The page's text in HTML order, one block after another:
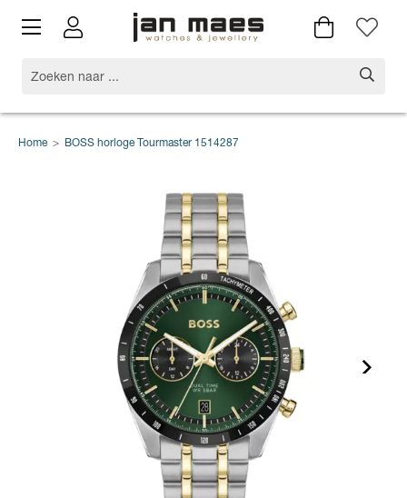
Home > BOSS horloge Tourmaster 1514287